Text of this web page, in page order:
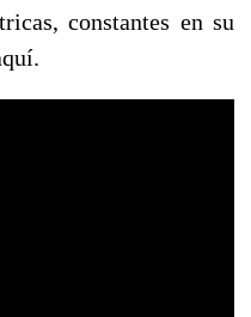
constantes en su